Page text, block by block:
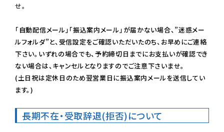
せ。
「自動配信メール」「振込案内メール」が届かない場合、”迷惑メー
ルフォルダ”と、受信設定をご確認いただいたのち、お早めにご連絡
下さい。いずれの場合でも、予約締切日までにお支払いが確認でき
ない場合は、キャンセルとなりますのでご注意下さいませ。
(土日祝は定休日のため翌営業日に振込案内メールを送信してい
ます。)
長期不在・受取辞退(拒否)について